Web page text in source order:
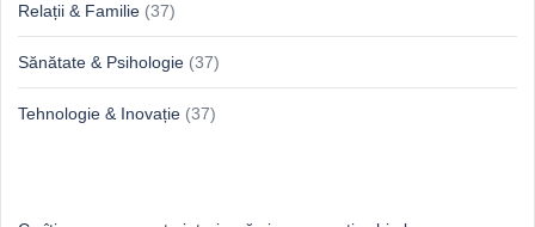
Relații & Familie (37)
Sănătate & Psihologie (37)
Tehnologie & Inovație (37)